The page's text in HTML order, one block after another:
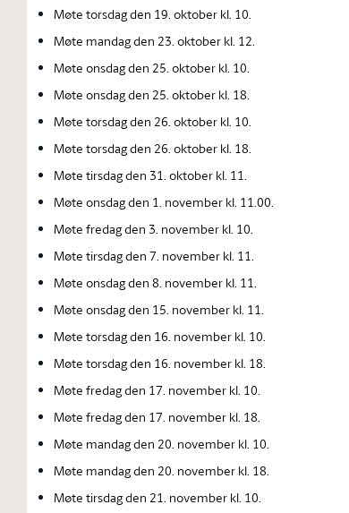
Møte torsdag den 19. oktober kl. 10.
Møte mandag den 23. oktober kl. 12.
Møte onsdag den 25. oktober kl. 10.
Møte onsdag den 25. oktober kl. 18.
Møte torsdag den 26. oktober kl. 10.
Møte torsdag den 26. oktober kl. 18.
Møte tirsdag den 31. oktober kl. 11.
Møte onsdag den 1. november kl. 11.00.
Møte fredag den 3. november kl. 10.
Møte tirsdag den 7. november kl. 11.
Møte onsdag den 8. november kl. 11.
Møte onsdag den 15. november kl. 11.
Møte torsdag den 16. november kl. 10.
Møte torsdag den 16. november kl. 18.
Møte fredag den 17. november kl. 10.
Møte fredag den 17. november kl. 18.
Møte mandag den 20. november kl. 10.
Møte mandag den 20. november kl. 18.
Møte tirsdag den 21. november kl. 10.